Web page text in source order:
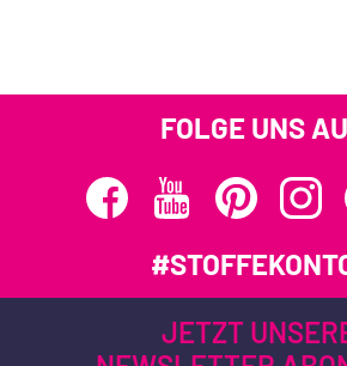
FOLGE UNS
JETZT